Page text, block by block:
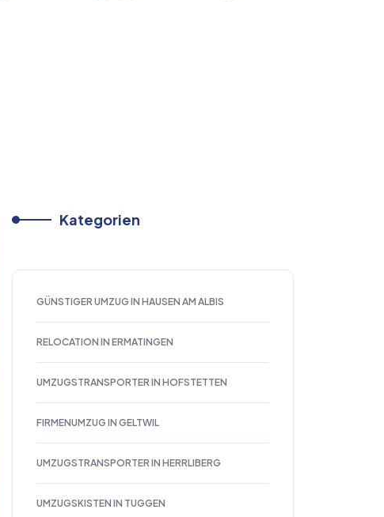
Kategorien
GÜNSTIGER UMZUG IN HAUSEN AM ALBIS
RELOCATION IN ERMATINGEN
UMZUGSTRANSPORTER IN HOFSTETTEN
FIRMENUMZUG IN GELTWIL
UMZUGSTRANSPORTER IN HERRLIBERG
UMZUGSKISTEN IN TUGGEN